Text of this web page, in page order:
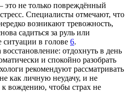
не только повреждённый
Специалисты отмечают, что
возникают тревожность,
садиться за руль или
ситуации в голове 6.
отдохнуть в день
и спокойно разобрать
рекомендуют рассматривать
как личную неудачу, и не
к вождению, чтобы страх не